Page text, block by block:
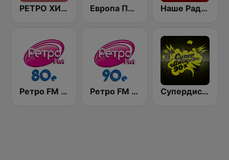
РЕТРО ХИТ - Retro Hit Европа Плюс (Europa Plus) Наше Радио (Radio Nashe)
Ретро FM 80e (Retro FM) Ретро FM 90e (Retro FM) Супердискотека 90х Радио Рекорд (Radio Record 90s Superdisco)